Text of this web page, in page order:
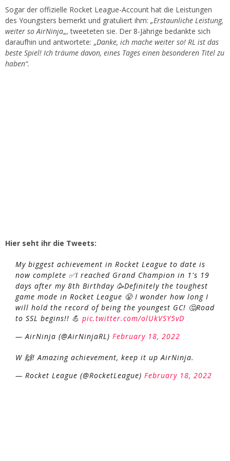
Sogar der offizielle Rocket League-Account hat die Leistungen
des Youngsters bemerkt und gratuliert ihm: „Erstaunliche Leistung,
weiter so AirNinja„, tweeteten sie. Der 8-Jährige bedankte sich
daraufhin und antwortete: „Danke, ich mache weiter so! RL ist das
beste Spiel! Ich träume davon, eines Tages einen besonderen Titel zu
haben“.
Hier seht ihr die Tweets:
My biggest achievement in Rocket League to date is
now complete ✅I reached Grand Champion in 1's 19
days after my 8th Birthday 🥳Definitely the toughest
game mode in Rocket League 😤 I wonder how long I
will hold the record of being the youngest GC! 🤔Road
to SSL begins!! 💪 pic.twitter.com/olUkVSY5vD
— AirNinja (@AirNinjaRL) February 18, 2022
W 🙌! Amazing achievement, keep it up AirNinja.
— Rocket League (@RocketLeague) February 18, 2022